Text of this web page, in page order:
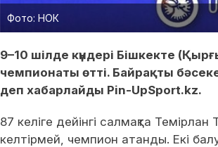
Фото: НОК
9–10 шілде күндері Бішкекте
чемпионаты өтті. Байрақты
деп хабарлайды Pin-UpSport.kz.
87 келіге дейінгі салмақта
келтірмей, чемпион атанды. Екі